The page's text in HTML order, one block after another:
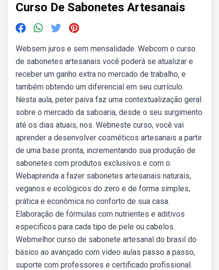
Curso De Sabonetes Artesanais
Websem juros e sem mensalidade. Webcom o curso
de sabonetes artesanais você poderá se atualizar e
receber um ganho extra no mercado de trabalho, e
também obtendo um diferencial em seu currículo.
Nesta aula, peter paiva faz uma contextualização geral
sobre o mercado da saboaria, desde o seu surgimento
até os dias atuais, nos. Webneste curso, você vai
aprender a desenvolver cosméticos artesanais a partir
de uma base pronta, incrementando sua produção de
sabonetes com produtos exclusivos e com o.
Webaprenda a fazer sabonetes artesanais naturais,
veganos e ecológicos do zero e de forma simples,
prática e econômica no conforto de sua casa.
Elaboração de fórmulas com nutrientes e aditivos
especificos para cada tipo de pele ou cabelos.
Webmelhor curso de sabonete artesanal do brasil do
básico ao avançado com video aulas passo a passo,
suporte com professores e certificado profissional.